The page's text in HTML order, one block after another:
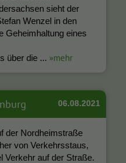
sieht der
Wenzel in den
Geheimhaltung eines
über die ... »mehr
06.08.2021
der Nordheimstraße
von Verkehrsstaus,
Verkehr auf der Straße.